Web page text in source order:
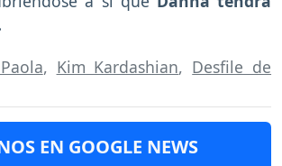
, Kim Kardashian, Desfile de
EN GOOGLE NEWS